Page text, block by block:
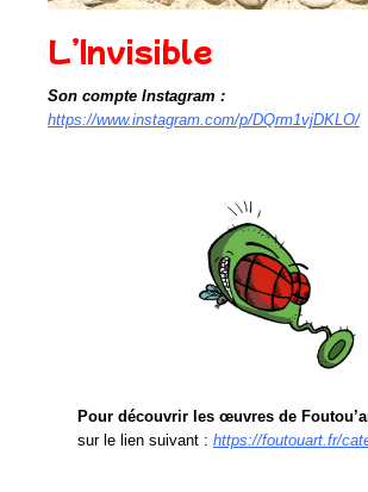
L’Invisible
Son compte Instagram :
https://www.instagram.com/p/DQrm1vjDKLO/
Pour découvrir les œuvres de
sur le lien suivant : https://foutouart.fr/